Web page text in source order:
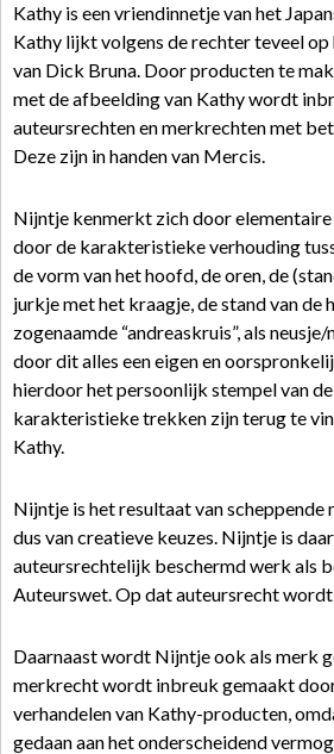
Kathy is een vriendinnetje van het
Kathy lijkt volgens de rechter teveel
van Dick Bruna. Door producten te
met de afbeelding van Kathy wordt
auteursrechten en merkrechten met
Deze zijn in handen van Mercis.
Nijntje kenmerkt zich door
door de karakteristieke verhouding
de vorm van het hoofd, de oren, de
jurkje met het kraagje, de stand van de
zogenaamde “andreaskruis”, als
door dit alles een eigen en
hierdoor het persoonlijk stempel van
karakteristieke trekken zijn terug te
Kathy.
Nijntje is het resultaat van scheppende
dus van creatieve keuzes. Nijntje is
auteursrechtelijk beschermd werk als
Auteurswet. Op dat auteursrecht
Daarnaast wordt Nijntje ook als merk
merkrecht wordt inbreuk gemaakt
verhandelen van Kathy-producten,
gedaan aan het onderscheidend